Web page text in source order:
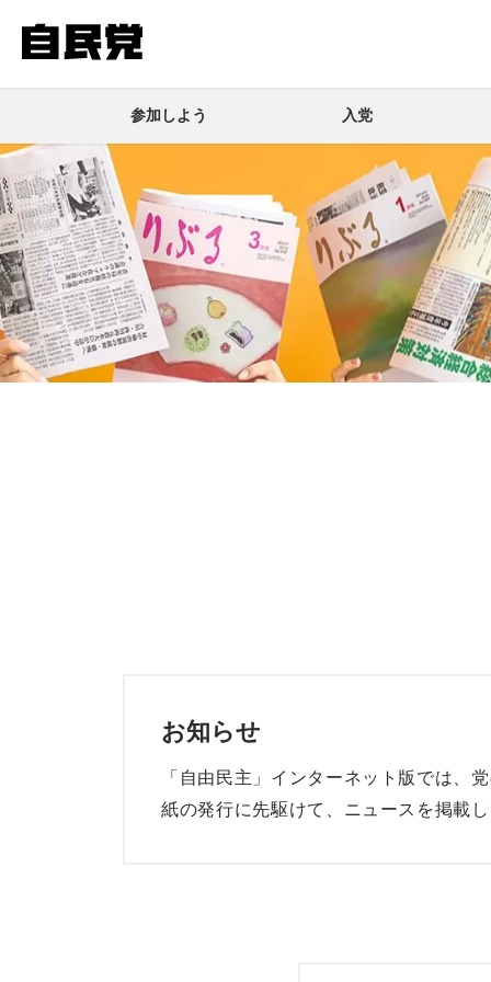
参加しよう 入党
お知らせ
「自由民主」インターネット版では、
紙の発行に先駆けて、ニュースを掲載